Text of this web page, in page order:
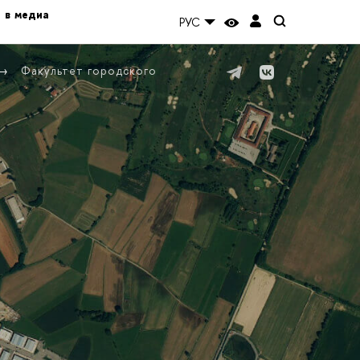
медиа РУС
Факультет городского